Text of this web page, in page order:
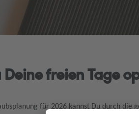
Deine freien Tage
für 2026 kannst Du durch die